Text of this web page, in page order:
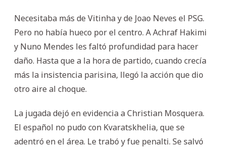
Necesitaba más de Vitinha y de Joao Neves el PSG.
Pero no había hueco por el centro. A Achraf Hakimi
y Nuno Mendes les faltó profundidad para hacer
daño. Hasta que a la hora de partido, cuando crecía
más la insistencia parisina, llegó la acción que dio
otro aire al choque.
La jugada dejó en evidencia a Christian Mosquera.
El español no pudo con Kvaratskhelia, que se
adentró en el área. Le trabó y fue penalti. Se salvó